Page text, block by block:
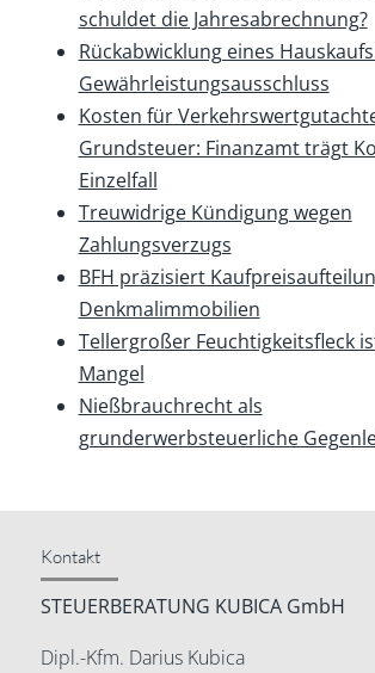
schuldet die Jahresabrechnung?
Rückabwicklung eines
Gewährleistungsausschluss
Kosten für
Grundsteuer: Finanzamt trägt
Einzelfall
Treuwidrige Kündigung wegen
Zahlungsverzugs
BFH präzisiert
Denkmalimmobilien
Tellergroßer Feuchtigkeitsfleck
Mangel
Nießbrauchrecht als
grunderwerbsteuerliche
Kontakt
STEUERBERATUNG KUBICA GmbH
Dipl.-Kfm. Darius Kubica